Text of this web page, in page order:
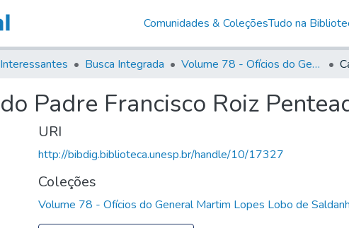
Comunidades & ColeçõesTudo na
Busca Integrada Volume 78 - Ofícios do General Martim Lopes Lobo de Saldanha (1777)
Padre Francisco Roiz
URI
http://bibdig.biblioteca.unesp.br/handle/10/17327
Coleções
Volume 78 - Ofícios do General Martim Lopes Lobo de